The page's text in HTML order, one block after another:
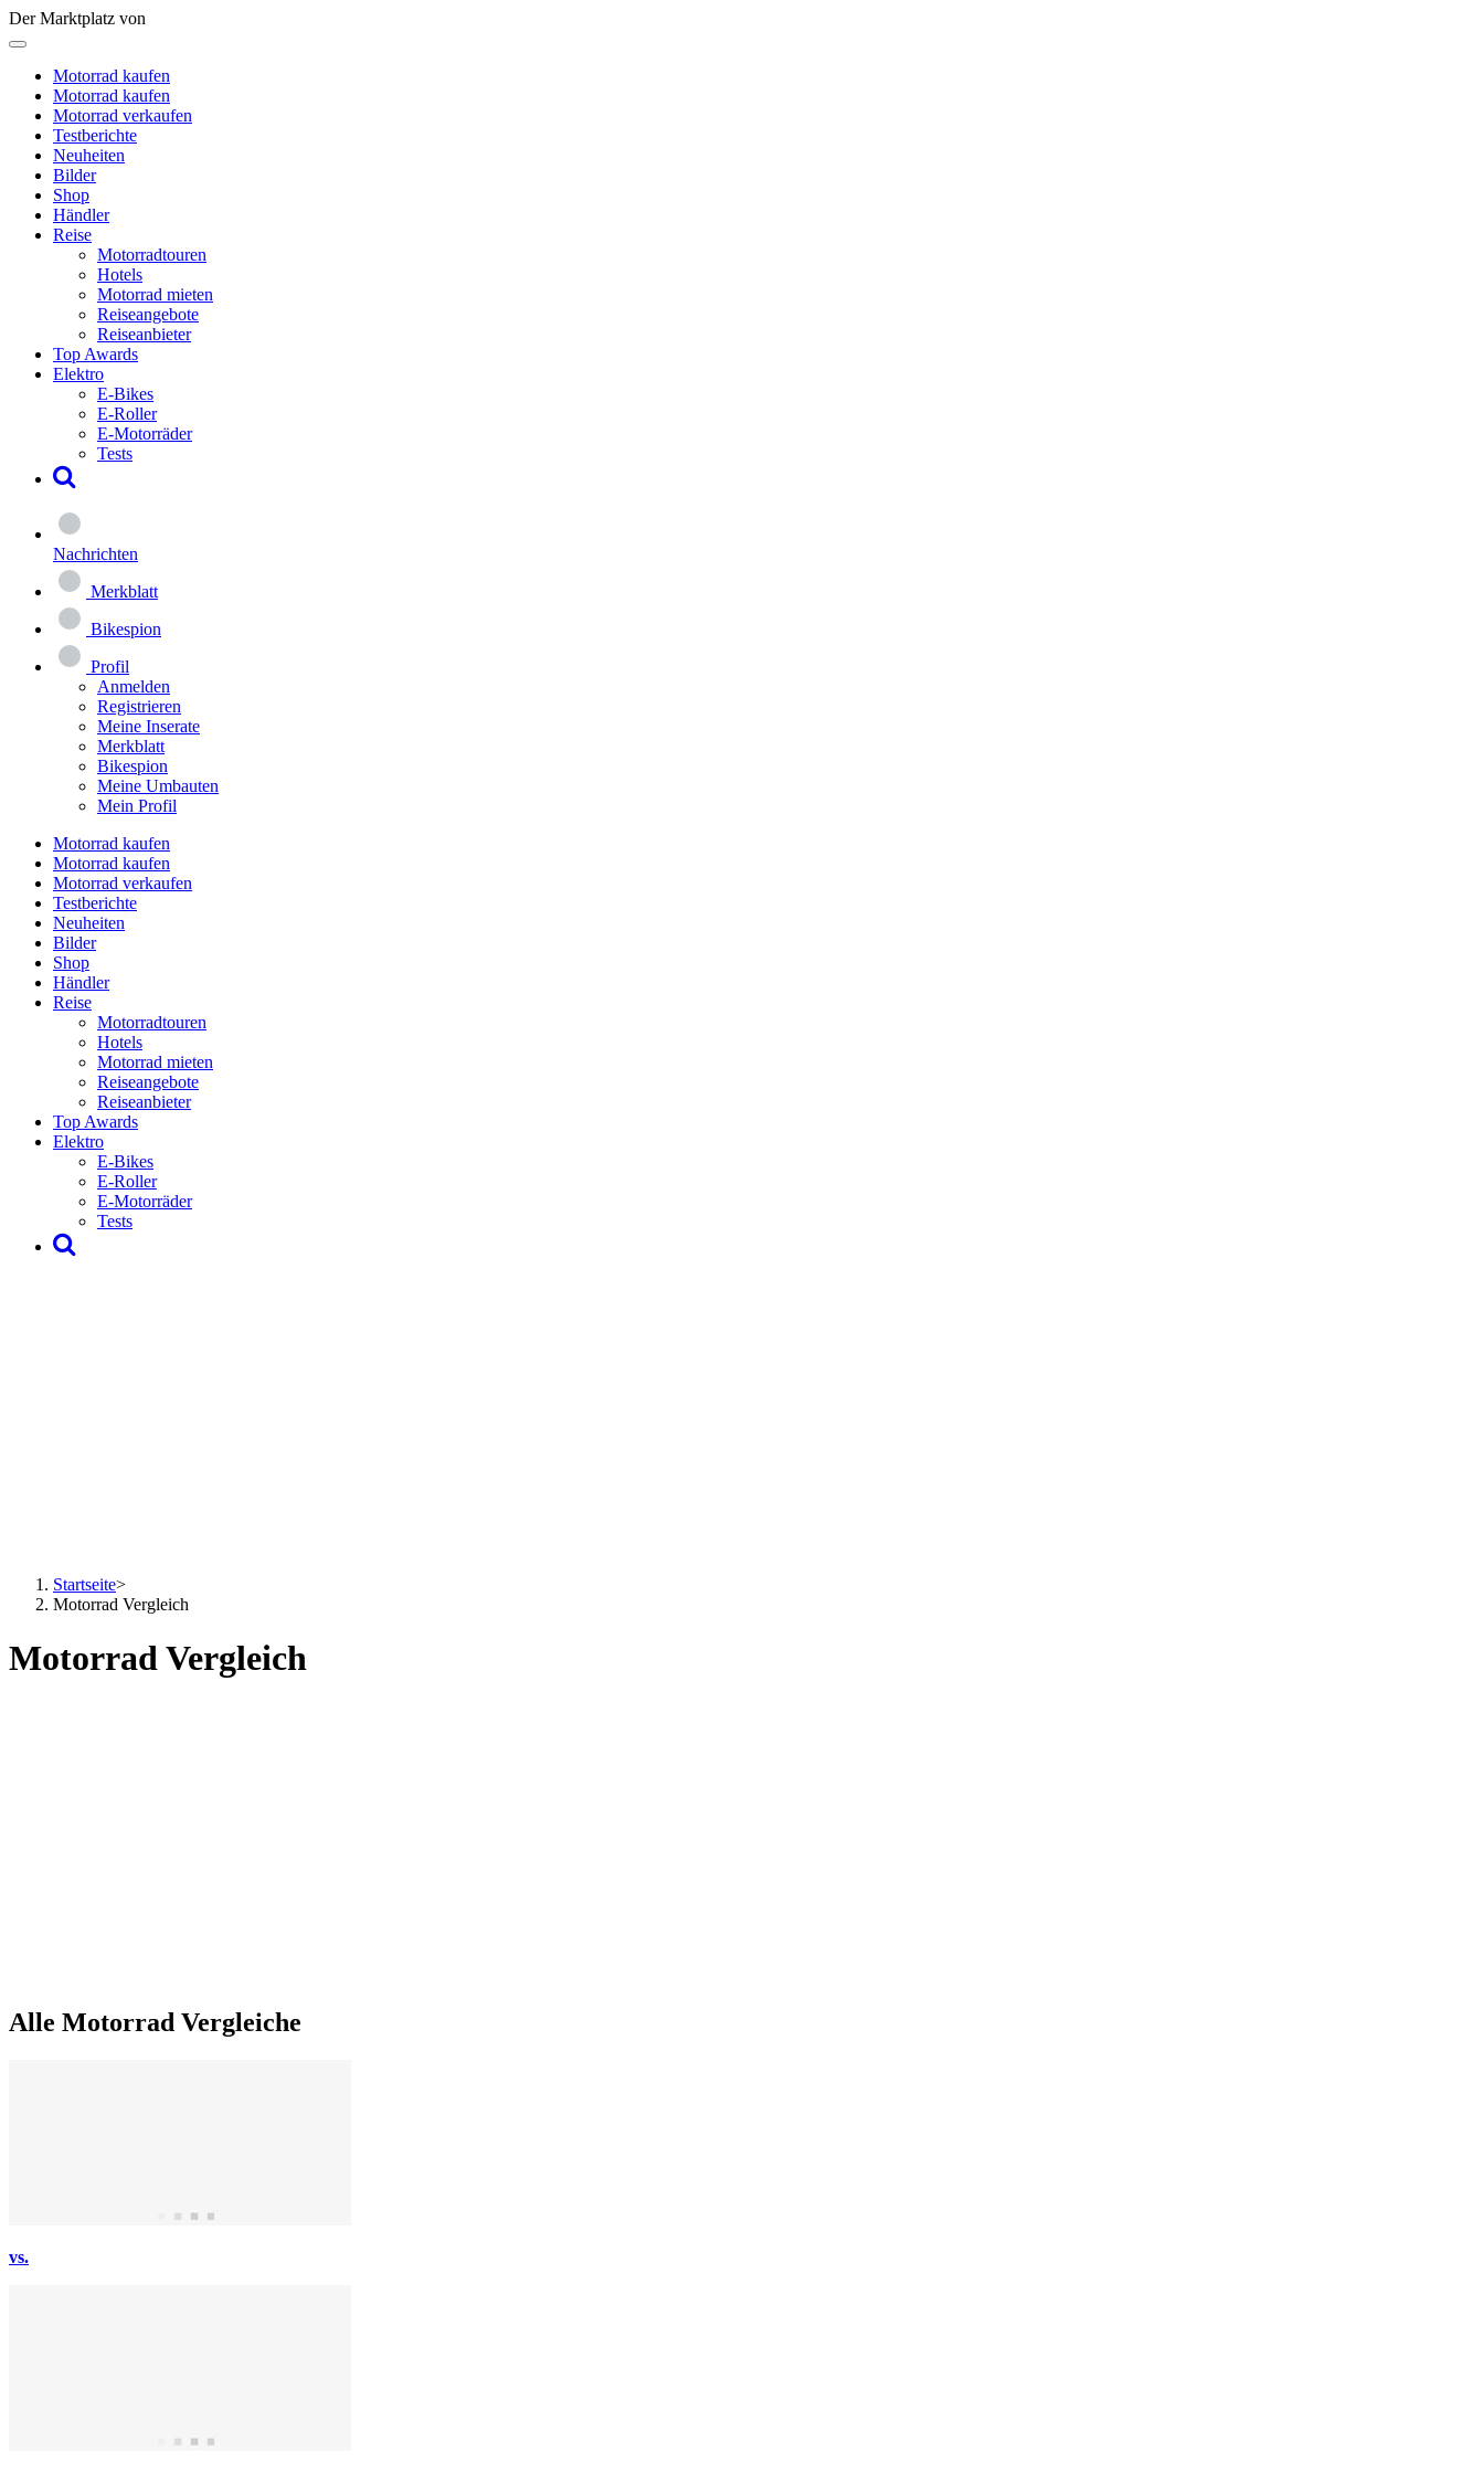
Der Marktplatz von
Motorrad kaufen
Motorrad kaufen
Motorrad verkaufen
Testberichte
Neuheiten
Bilder
Shop
Händler
Reise
Motorradtouren
Hotels
Motorrad mieten
Reiseangebote
Reiseanbieter
Top Awards
Elektro
E-Bikes
E-Roller
E-Motorräder
Tests
Nachrichten
Merkblatt
Bikespion
Profil
Anmelden
Registrieren
Meine Inserate
Merkblatt
Bikespion
Meine Umbauten
Mein Profil
Motorrad kaufen
Motorrad kaufen
Motorrad verkaufen
Testberichte
Neuheiten
Bilder
Shop
Händler
Reise
Motorradtouren
Hotels
Motorrad mieten
Reiseangebote
Reiseanbieter
Top Awards
Elektro
E-Bikes
E-Roller
E-Motorräder
Tests
Startseite>
Motorrad Vergleich
Motorrad Vergleich
Alle Motorrad Vergleiche
vs.